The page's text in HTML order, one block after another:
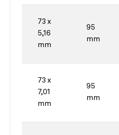
73 x
5,16
mm
95
mm
73 x
7,01
mm
95
mm